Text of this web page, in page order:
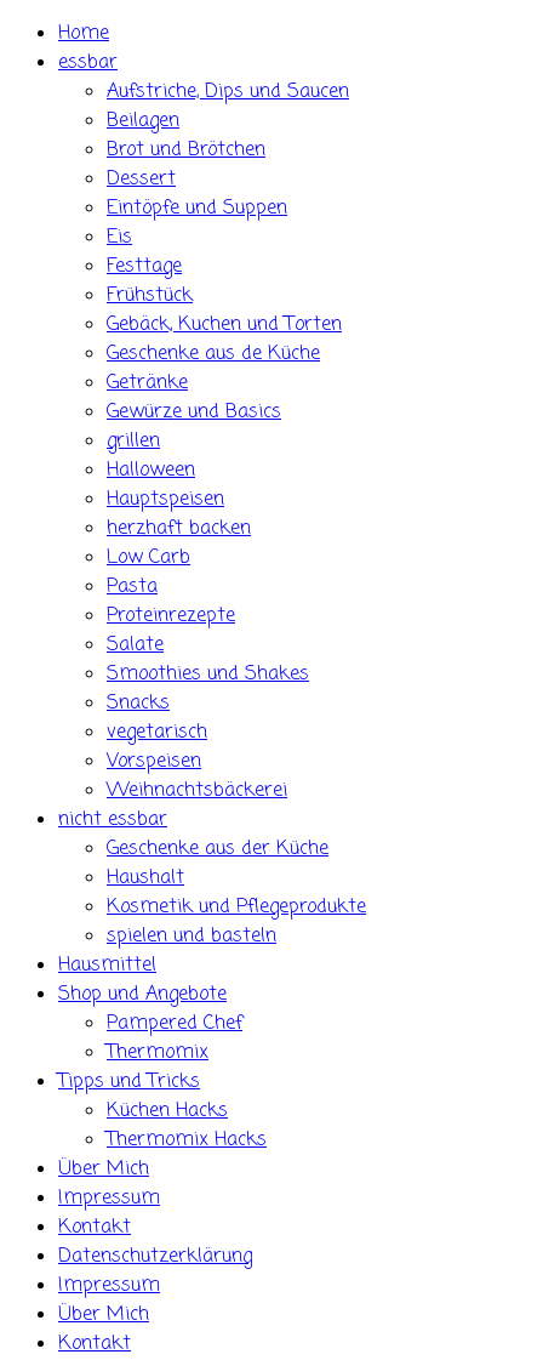
Skip Home
essbar
Aufstriche, Dips und Saucen
Beilagen
Brot und Brötchen
Dessert
Eintöpfe und Suppen
Eis
Festtage
Frühstück
Gebäck, Kuchen und Torten
Geschenke aus de Küche
Getränke
Gewürze und Basics
grillen
Halloween
Hauptspeisen
herzhaft backen
Low Carb
Pasta
Proteinrezepte
Salate
Smoothies und Shakes
Snacks
vegetarisch
Vorspeisen
Weihnachtsbäckerei
nicht essbar
Geschenke aus der Küche
Haushalt
Kosmetik und Pflegeprodukte
spielen und basteln
Hausmittel
Shop und Angebote
Pampered Chef
Thermomix
Tipps und Tricks
Küchen Hacks
Thermomix Hacks
Über Mich
Impressum
Kontakt
Datenschutzerklärung
Impressum
Über Mich
Kontakt